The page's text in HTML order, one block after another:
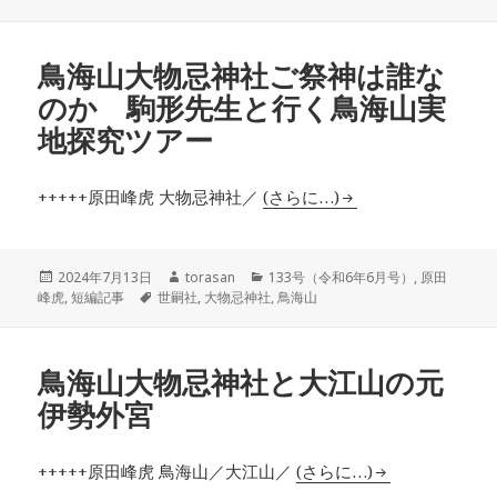
鳥海山大物忌神社ご祭神は誰な
のか 駒形先生と行く鳥海山実
地探究ツアー
+++++原田峰虎 大物忌神社／(さらに…)
投
稿
2024年7月13日
作
成
torasan
カ
テ
133号（令和6年6月号） , 原田
峰虎,短編記事
タ
世嗣社, 大物忌神社,鳥海山
鳥海山大物忌神社と大江山の元
伊勢外宮
+++++原田峰虎 鳥海山／大江山／(さらに…)